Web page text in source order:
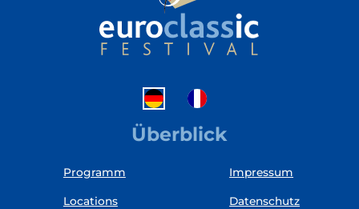
Überblick
Programm
Locations
Impressum
Datenschutz